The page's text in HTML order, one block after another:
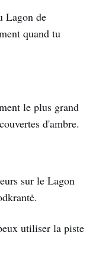
Lagon de
quand tu
le plus grand
d'ambre.
sur le Lagon
utiliser la piste